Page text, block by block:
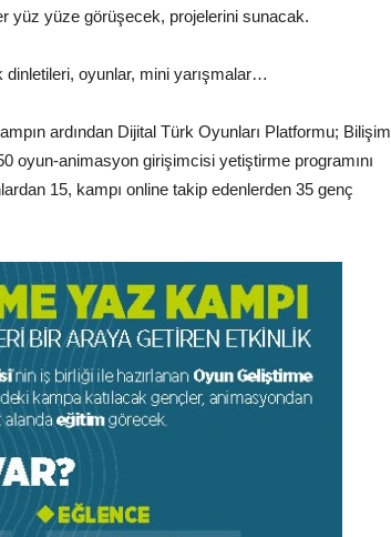
yüz yüze görüşecek, projelerini sunacak.
dinletileri, oyunlar, mini yarışmalar…
ardından Dijital Türk Oyunları Platformu; Bilişim
oyun-animasyon girişimcisi yetiştirme programını
15, kampı online takip edenlerden 35 genç